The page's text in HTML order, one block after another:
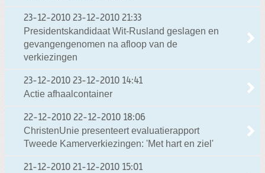
23-12-2010 23-12-2010 21:33
Presidentskandidaat Wit-Rusland geslagen en
gevangengenomen na afloop van de
verkiezingen
23-12-2010 23-12-2010 14:41
Actie afhaalcontainer
22-12-2010 22-12-2010 18:06
ChristenUnie presenteert evaluatierapport
Tweede Kamerverkiezingen: 'Met hart en ziel'
21-12-2010 21-12-2010 15:01